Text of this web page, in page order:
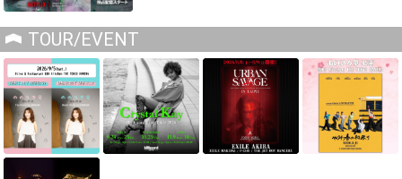
TOUR/EVENT